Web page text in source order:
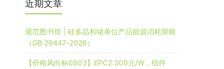
近期文章
规范图书馆 | 硅多晶和锗单位产品能源消耗限额
（GB 29447-2026）
【价格风向标0803】EPC2.309元/W，组件